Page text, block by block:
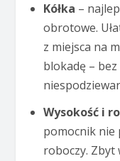
Kółka –
obrotowe.
z miejsca na
blokadę –
Wysokość i
pomocnik nie
roboczy. Zbyt